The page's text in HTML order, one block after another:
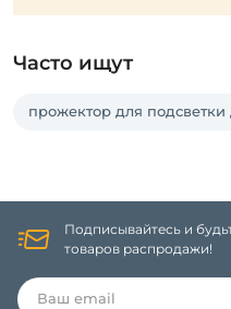
Часто ищут
прожектор для
Подписывайтесь и
товаров распродажи!